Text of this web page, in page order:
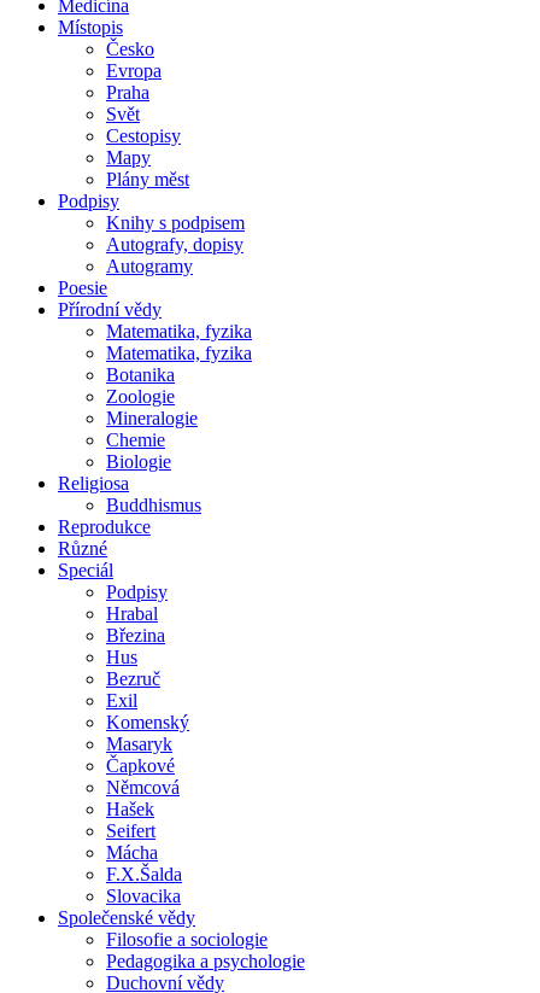
Medicína
Místopis
Česko
Evropa
Praha
Svět
Cestopisy
Mapy
Plány měst
Podpisy
Knihy s podpisem
Autografy, dopisy
Autogramy
Poesie
Přírodní vědy
Matematika, fyzika
Matematika, fyzika
Botanika
Zoologie
Mineralogie
Chemie
Biologie
Religiosa
Buddhismus
Reprodukce
Různé
Speciál
Podpisy
Hrabal
Březina
Hus
Bezruč
Exil
Komenský
Masaryk
Čapkové
Němcová
Hašek
Seifert
Mácha
F.X.Šalda
Slovacika
Společenské vědy
Filosofie a sociologie
Pedagogika a psychologie
Duchovní vědy